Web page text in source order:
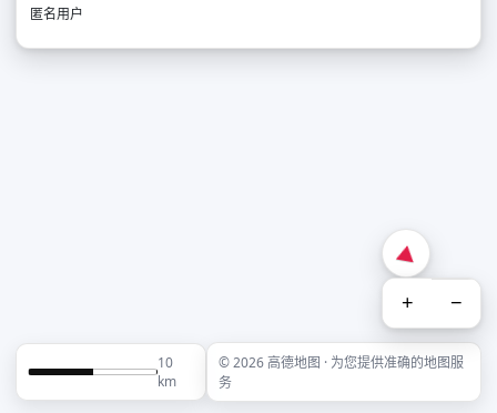
匿名用户
+ −
10
km
© 2026 高德地图 · 为您提供准确的地图服
务